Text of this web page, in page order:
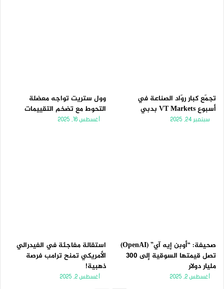
تجمّع كبار روّاد الصناعة في
أسبوع VT Markets بدبي
سبتمبر 24, 2025
وول ستريت تواجه معضلة
التحوط مع تضخم التقييمات
أغسطس 16, 2025
صحيفة: “أوبن إيه آي” (OpenAI)
تصل قيمتها السوقية إلى 300
مليار دولار
أغسطس 2, 2025
استقالة مفاجئة في الفيدرالي
الأمريكي تمنح ترامب فرصة
ذهبية!
أغسطس 2, 2025